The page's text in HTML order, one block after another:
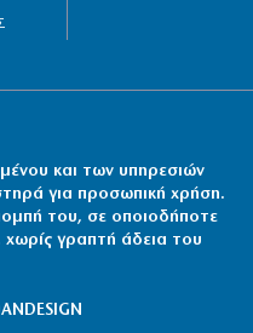
και των υπηρεσιών
για προσωπική χρήση.
του, σε οποιοδήποτε
γραπτή άδεια του